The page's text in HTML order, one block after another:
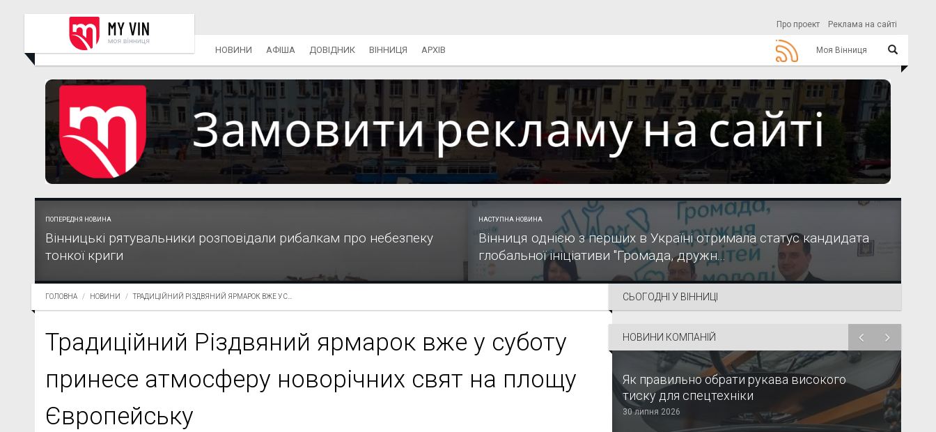
Про проект Реклама на сайті
Моя Вінниця
НОВИНИ АФІША ДОВІДНИК ВІННИЦЯ АРХІВ
ПОПЕРЕДНЯ НОВИНА
Вінницькі рятувальники розповідали рибалкам про небезпеку
тонкої криги
НАСТУПНА НОВИНА
Вінниця однією з перших в Україні отримала статус кандидата
глобальної ініціативи "Громада, дружн...
ГОЛОВНА НОВИНИ ТРАДИЦІЙНИЙ РІЗДВЯНИЙ ЯРМАРОК ВЖЕ У С...
Традиційний Різдвяний ярмарок вже у суботу
принесе атмосферу новорічних свят на площу
Європейську
СЬОГОДНІ У ВІННИЦІ
НОВИНИ КОМПАНІЙ
Як правильно обрати рукава високого
тиску для спецтехніки
30 липня 2026